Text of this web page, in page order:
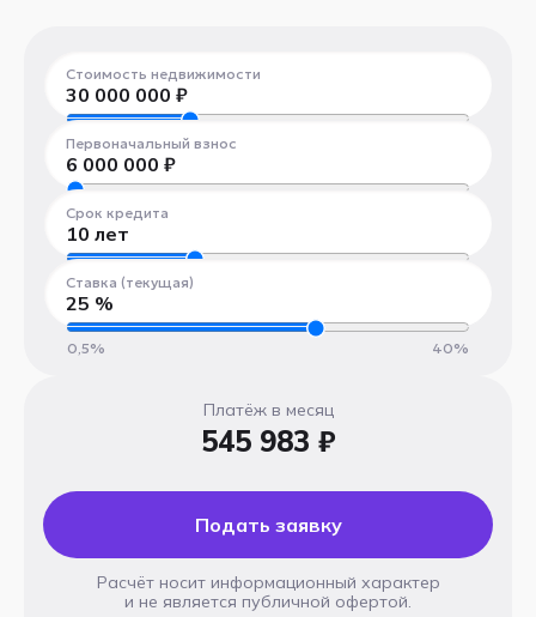
Стоимость недвижимости
30 000 000 ₽
300 000 ₽
Первоначальный взнос
6 000 000 ₽
300 000 ₽
Срок кредита
10 лет
1 год
Ставка (текущая)
25 %
0,5% 40%
Платёж в месяц
545 983 ₽
Подать заявку
Расчёт носит информационный характер
и не является публичной офертой.